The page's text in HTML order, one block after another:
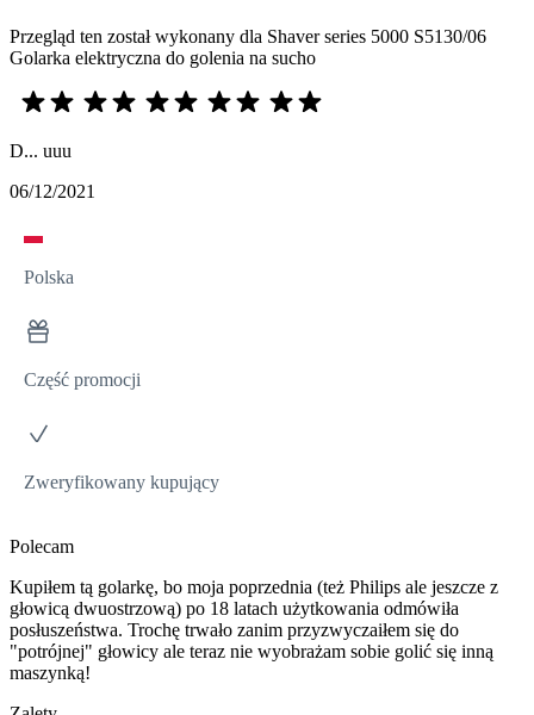
Przegląd ten został wykonany dla Shaver series 5000 S5130/06
Golarka elektryczna do golenia na sucho
D... uuu
06/12/2021
Polska
Część promocji
Zweryfikowany kupujący
Polecam
Kupiłem tą golarkę, bo moja poprzednia (też Philips ale jeszcze z
głowicą dwuostrzową) po 18 latach użytkowania odmówiła
posłuszeństwa. Trochę trwało zanim przyzwyczaiłem się do
"potrójnej" głowicy ale teraz nie wyobrażam sobie golić się inną
maszynką!